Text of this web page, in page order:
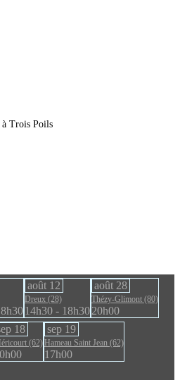
Trois Poils
août 12
Dreux (28)
14h30 - 18h30
août 28
Thézy-Glimont (80)
20h00
18
(62)
sep 19
Hameau Saint Jean (62)
17h00